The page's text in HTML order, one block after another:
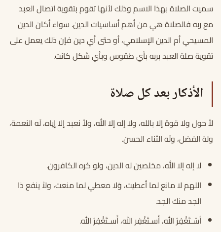
سميت الصلاة بهذا الاسم وذلك لأنها تقوم بتقوية اتصال العبد
مع ربه فالصلاة هي من أهم أساسيات الدين. سواء أكان الدين
المسيحي أم الدين الإسلامي، أو حتى أي دين فإن ذلك يعمل على
تقوية صلة العبد بربه بأي طقوس وبأي شكل كانت.
الأذكار بعد كل صلاة
لاْ حول ولا قوة إلا بالله، ولا إله إلا الله، ولاْ نعبد إلا إياه، لَه النعمة،
ولهُ الفضل، ولَه الثناء الحسن.
لا إله إلا الله، مخلصين له الدين، ولو كره الكافرون.
اللهم لا مانع لما أعطيت، وَلا معطي لما منعت، ولاْ ينفع ذا
الجد منك الجد.
أسْـتَغْفِرُ الله، أَسـتَغْفِر الله، أَسـتَغْفِرُ الله.